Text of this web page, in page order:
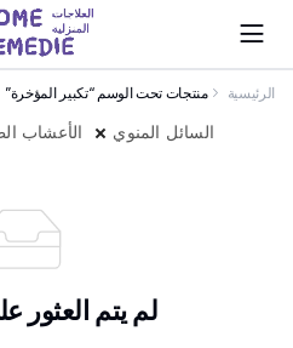
الرئيسية منتجات تحت الوسم “تكبير المؤخرة”
الأعشاب السائل المنوي
لم يتم العثور